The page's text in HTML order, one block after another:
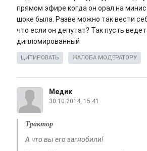
прямом эфире когда он орал на
шоке была. Разве можно так вести
что если он депутат? Так пусть
дипломированный
ЦИТИРОВАТЬ ЖАЛОБА МОДЕРАТОРУ
Медик
30.10.2014, 15:41
Трактор
А что вы его загнобили!